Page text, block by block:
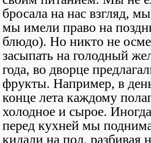
бросала на нас взгляд,
мы имели право на
блюдо). Но никто не
засыпать на голодный
года, во дворце
фрукты. Например, в
конце лета каждому
холодное и сырое.
перед кухней мы
кидали на пол, разбивая